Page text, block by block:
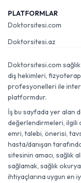
PLATFORMLAR
Doktorsitesi.com
Doktorsitesi.az
Doktorsitesi.com
diş hekimleri,
profesyonelleri ile
platformdur.
İş bu sayfada yer alan
değerlendirmeleri, ilgili
emri, talebi, önerisi,
hasta/danışan
sitesinin amacı, sağlık
sağlamak, sağlık
ihtiyaçlarına uygun en